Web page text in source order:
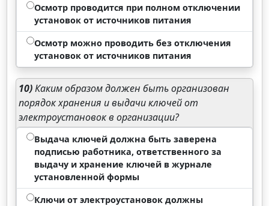
Осмотр проводится при полном отключении
установок от источников питания
Осмотр можно проводить без отключения
установок от источников питания
10)Каким образом должен быть организован
порядок хранения и выдачи ключей от
электроустановок в организации?
Выдача ключей должна быть заверена
подписью работника, ответственного за
выдачу и хранение ключей в журнале
установленной формы
Ключи от электроустановок должны